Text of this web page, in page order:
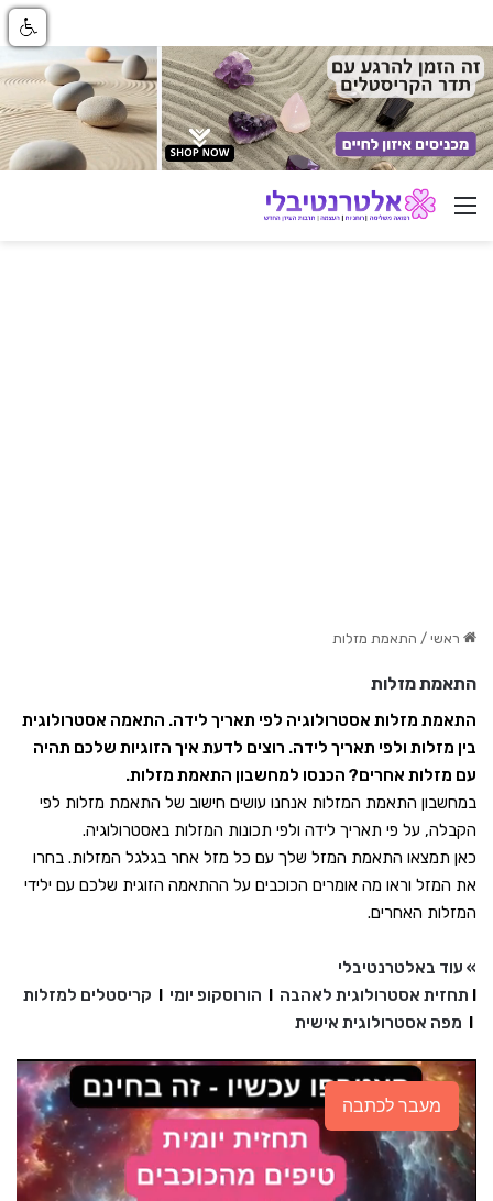
ניווט באתר
ראשי / התאמת מזלות
התאמת מזלות
התאמת מזלות אסטרולוגיה לפי תאריך לידה. התאמה אסטרולוגית
בין מזלות ולפי תאריך לידה. רוצים לדעת איך הזוגיות שלכם תהיה
עם מזלות אחרים? הכנסו למחשבון התאמת מזלות.
במחשבון התאמת המזלות אנחנו עושים חישוב של התאמת מזלות לפי
הקבלה, על פי תאריך לידה ולפי תכונות המזלות באסטרולוגיה.
כאן תמצאו התאמת המזל שלך עם כל מזל אחר בגלגל המזלות. בחרו
את המזל וראו מה אומרים הכוכבים על ההתאמה הזוגית שלכם עם ילידי
המזלות האחרים.
» עוד באלטרנטיבלי
I תחזית אסטרולוגית לאהבה I הורוסקופ יומי I קריסטלים למזלות
מפה אסטרולוגית אישית
מעבר לכתבה